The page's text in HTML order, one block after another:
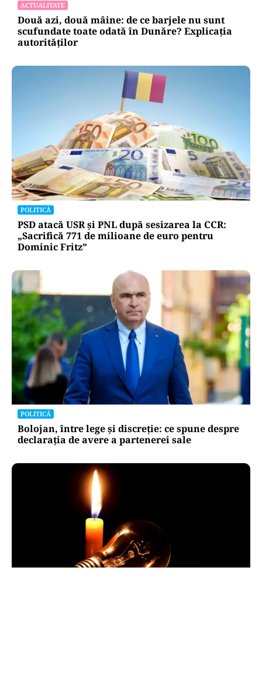
ACTUALITATE
Două azi, două mâine: de ce barjele nu sunt
scufundate toate odată în Dunăre? Explicația
autorităților
POLITICĂ
PSD atacă USR și PNL după sesizarea la CCR:
„Sacrifică 771 de milioane de euro pentru
Dominic Fritz”
POLITICĂ
Bolojan, între lege și discreție: ce spune despre
declarația de avere a partenerei sale